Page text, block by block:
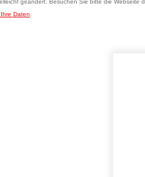
geändert. Besuchen Sie bitte die Webseite
Daten